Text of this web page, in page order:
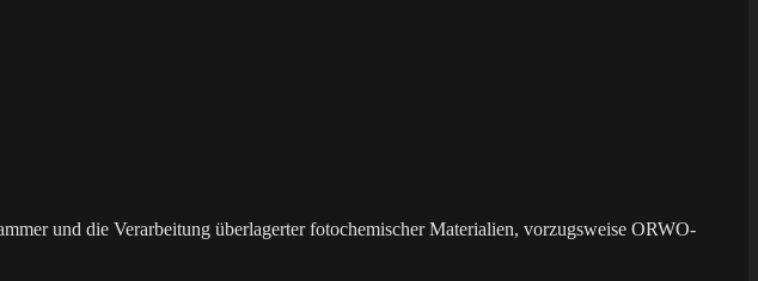
und die Verarbeitung überlagerter fotochemischer Materialien, vorzugsweise ORWO-